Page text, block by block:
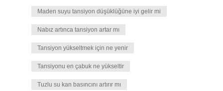
Maden suyu tansiyon düşüklüğüne iyi gelir mi
Nabız artınca tansiyon artar mı
Tansiyon yükseltmek için ne yenir
Tansiyonu en çabuk ne yükseltir
Tuzlu su kan basıncını artırır mı